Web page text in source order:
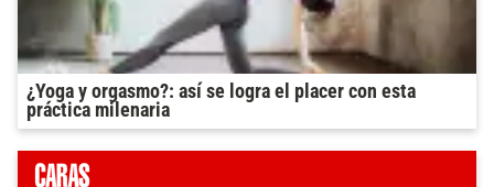
¿Yoga y orgasmo?: así se logra el placer con esta
práctica milenaria